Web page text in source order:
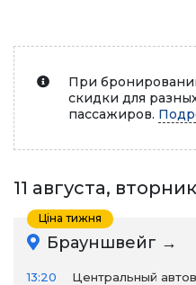
При
скидки для
пассажиров.
11 августа, вторник
Брауншвейг →
13:20
Центральный
Ціна тижня